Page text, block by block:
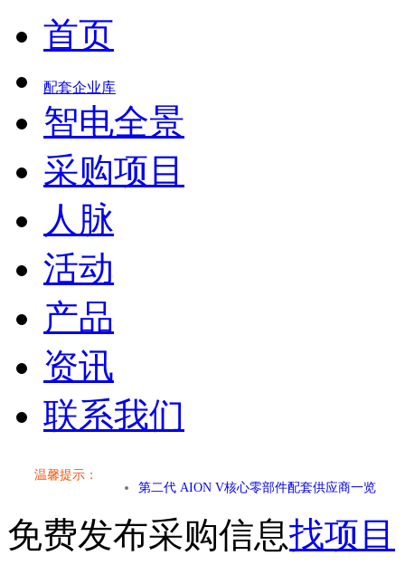
首页
配套企业库
智电全景
采购项目
人脉
活动
产品
资讯
联系我们
温馨提示：
小米SU7核心零部件配套供应商一览
乐道L60核心零部件配套供应商一览
免费发布采购信息找项目